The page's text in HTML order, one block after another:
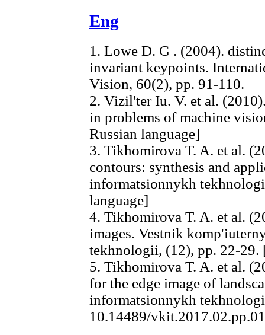
Eng
1. Lowe D. G . (2004).
invariant keypoints.
Vision, 60(2), pp. 91-110.
2. Vizil'ter Iu. V. et al.
in problems of machine
Russian language]
3. Tikhomirova T. A. et al.
contours: synthesis and
informatsionnykh
language]
4. Tikhomirova T. A. et al.
images. Vestnik
tekhnologii, (12), pp. 22-29.
5. Tikhomirova T. A. et al.
for the edge image of
informatsionnykh
10.14489/